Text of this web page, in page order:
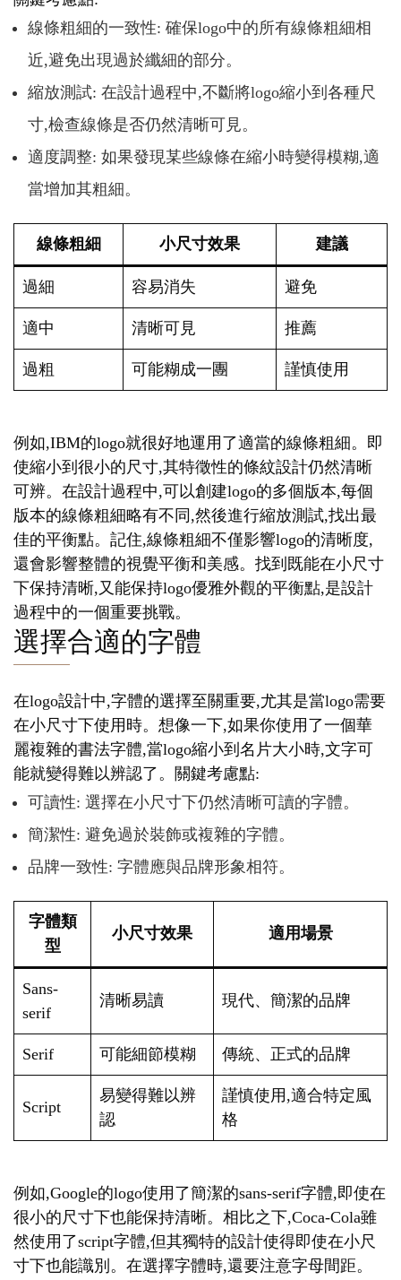
線條粗細的一致性: 確保logo中的所有線條粗細相
近,避免出現過於纖細的部分。
縮放測試: 在設計過程中,不斷將logo縮小到各種尺
寸,檢查線條是否仍然清晰可見。
適度調整: 如果發現某些線條在縮小時變得模糊,適
當增加其粗細。
線條粗細 小尺寸效果 建議
過細 容易消失 避免
適中 清晰可見 推薦
過粗 可能糊成一團 謹慎使用
例如,IBM的logo就很好地運用了適當的線條粗細。即
使縮小到很小的尺寸,其特徵性的條紋設計仍然清晰
可辨。在設計過程中,可以創建logo的多個版本,每個
版本的線條粗細略有不同,然後進行縮放測試,找出最
佳的平衡點。記住,線條粗細不僅影響logo的清晰度,
還會影響整體的視覺平衡和美感。找到既能在小尺寸
下保持清晰,又能保持logo優雅外觀的平衡點,是設計
過程中的一個重要挑戰。
選擇合適的字體
在logo設計中,字體的選擇至關重要,尤其是當logo需要
在小尺寸下使用時。想像一下,如果你使用了一個華
麗複雜的書法字體,當logo縮小到名片大小時,文字可
能就變得難以辨認了。關鍵考慮點:
可讀性: 選擇在小尺寸下仍然清晰可讀的字體。
簡潔性: 避免過於裝飾或複雜的字體。
品牌一致性: 字體應與品牌形象相符。
字體類
型
小尺寸效果 適用場景
Sans-
serif
清晰易讀 現代、簡潔的品牌
Serif 可能細節模糊 傳統、正式的品牌
Script
易變得難以辨
認
謹慎使用,適合特定風
格
例如,Google的logo使用了簡潔的sans-serif字體,即使在
很小的尺寸下也能保持清晰。相比之下,Coca-Cola雖
然使用了script字體,但其獨特的設計使得即使在小尺
寸下也能識別。在選擇字體時,還要注意字母間距。